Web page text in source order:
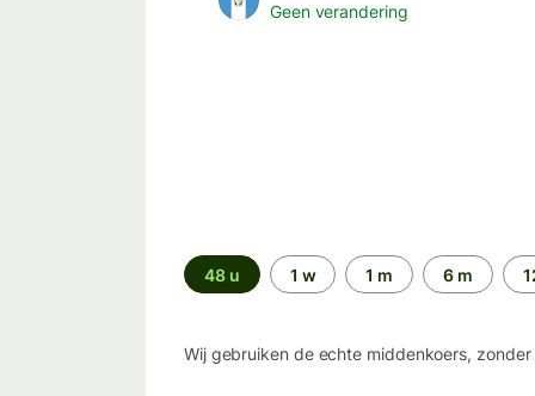
Geen verandering
Periode
48 u 1 w 1 m 6 m
Wij gebruiken de echte middenkoers,